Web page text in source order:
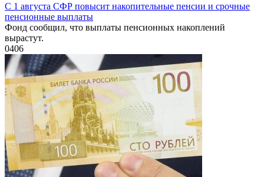
С 1 августа СФР повысит накопительные пенсии и срочные
пенсионные выплаты
Фонд сообщил, что выплаты пенсионных накоплений
вырастут.
0406